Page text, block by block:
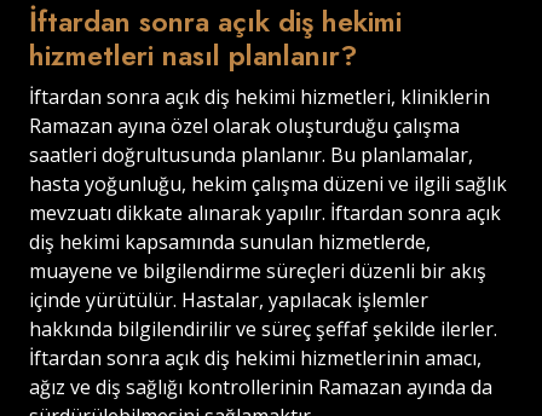
İftardan sonra açık diş hekimi
hizmetleri nasıl planlanır?
İftardan sonra açık diş hekimi hizmetleri, kliniklerin
Ramazan ayına özel olarak oluşturduğu çalışma
saatleri doğrultusunda planlanır. Bu planlamalar,
hasta yoğunluğu, hekim çalışma düzeni ve ilgili sağlık
mevzuatı dikkate alınarak yapılır. İftardan sonra açık
diş hekimi kapsamında sunulan hizmetlerde,
muayene ve bilgilendirme süreçleri düzenli bir akış
içinde yürütülür. Hastalar, yapılacak işlemler
hakkında bilgilendirilir ve süreç şeffaf şekilde ilerler.
İftardan sonra açık diş hekimi hizmetlerinin amacı,
ağız ve diş sağlığı kontrollerinin Ramazan ayında da